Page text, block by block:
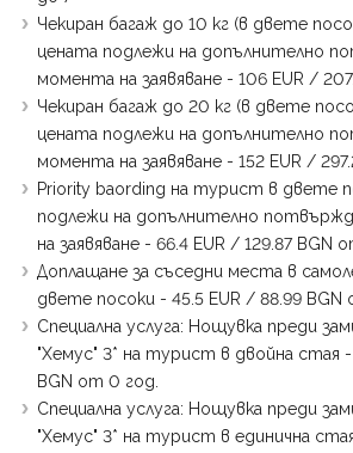
Чекиран багаж до 10 кг (в двете
цената подлежи на допълнително
момента на заявяване - 106 EUR /
Чекиран багаж до 20 кг (в двете
цената подлежи на допълнително
момента на заявяване - 152 EUR /
Priority baording на турист в двете
подлежи на допълнително
на заявяване - 66.4 EUR / 129.87 BGN
Доплащане за съседни места в
двете посоки - 45.5 EUR / 88.99 BGN
Специална услуга: Нощувка преди
"Хемус" 3* на турист в двойна стая -
BGN от 0 год.
Специална услуга: Нощувка преди
"Хемус" 3* на турист в единична